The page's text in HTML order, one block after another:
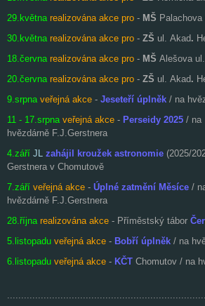
29.května realizována akce pro - MŠ
30.května realizována akce pro - ZŠ ul. Akad.
18.června realizována akce pro - MŠ Alešova
20.června realizována akce pro - ZŠ ul. Akad.
9.srpna veřejná akce - Jeseteří úplněk / na
11 - 17.srpna veřejná akce - Perseidy 2025 / na
hvězdárně F.J.Gerstnera
4.září JL zahájil kroužek astronomie (2025/
Gerstnera v Chomutově
7.září veřejná akce - Úplné zatmění Měsíce /
hvězdárně F.J.Gerstnera
28.října realizována akce - Příměstský tábor
5.listopadu veřejná akce - Bobří úplněk / na
6.listopadu veřejná akce - KČT Chomutov / na